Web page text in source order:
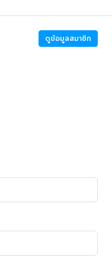
ดูข้อมูลสมาชิก